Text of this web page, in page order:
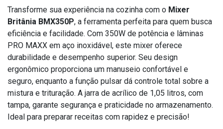
Transforme sua experiência na cozinha com o Mixer
Britânia BMX350P, a ferramenta perfeita para quem busca
eficiência e facilidade. Com 350W de potência e lâminas
PRO MAXX em aço inoxidável, este mixer oferece
durabilidade e desempenho superior. Seu design
ergonômico proporciona um manuseio confortável e
seguro, enquanto a função pulsar dá controle total sobre a
mistura e trituração. A jarra de acrílico de 1,05 litros, com
tampa, garante segurança e praticidade no armazenamento.
Ideal para preparar receitas com rapidez e precisão!